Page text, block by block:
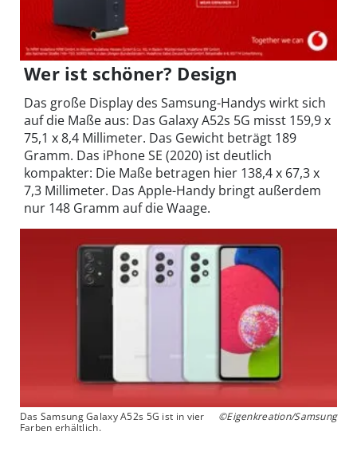
Wer ist schöner? Design
Das große Display des Samsung-Handys wirkt sich
auf die Maße aus: Das Galaxy A52s 5G misst 159,9 x
75,1 x 8,4 Millimeter. Das Gewicht beträgt 189
Gramm. Das iPhone SE (2020) ist deutlich
kompakter: Die Maße betragen hier 138,4 x 67,3 x
7,3 Millimeter. Das Apple-Handy bringt außerdem
nur 148 Gramm auf die Waage.
Das Samsung Galaxy A52s 5G ist in vier
Farben erhältlich.
©Eigenkreation/Samsung